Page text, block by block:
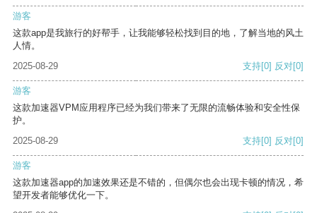
游客
这款app是我旅行的好帮手，让我能够轻松找到目的地，了解当地的风土
人情。
2025-08-29
支持[0] 反对[0]
游客
这款加速器VPM应用程序已经为我们带来了无限的流畅体验和安全性保
护。
2025-08-29
支持[0] 反对[0]
游客
这款加速器app的加速效果还是不错的，但偶尔也会出现卡顿的情况，希
望开发者能够优化一下。